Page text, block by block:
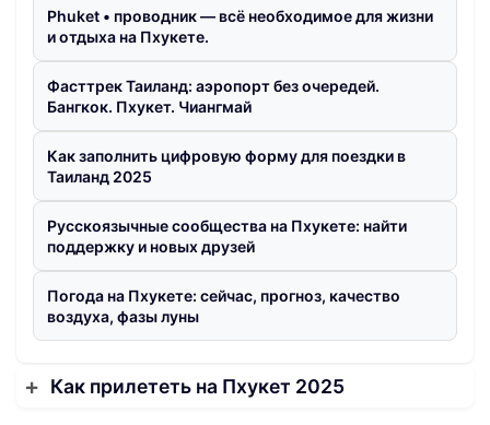
Phuket • проводник — всё необходимое для жизни
и отдыха на Пхукете.
Фасттрек Таиланд: аэропорт без очередей.
Бангкок. Пхукет. Чиангмай
Как заполнить цифровую форму для поездки в
Таиланд 2025
Русскоязычные сообщества на Пхукете: найти
поддержку и новых друзей
Погода на Пхукете: сейчас, прогноз, качество
воздуха, фазы луны
Как прилететь на Пхукет 2025